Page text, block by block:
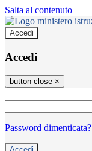
Salta al contenuto
Accedi
Accedi
button close ×
Password dimenticata?